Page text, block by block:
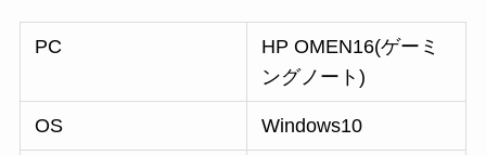
PC
HP OMEN16(ゲーミ
ングノート)
OS Windows10